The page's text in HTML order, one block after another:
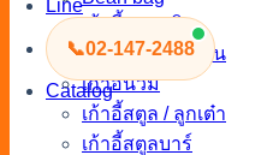
Line
📞02-147-2488
Catalog
เก้าอี้พลาสติก
เก้าอี้นวมโมเดิร์น
เก้าอี้นวม
เก้าอี้สตูล / ลูกเต๋า
เก้าอี้สตูลบาร์